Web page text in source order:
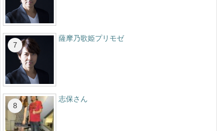
薩摩乃歌姫プリモゼ
志保さん